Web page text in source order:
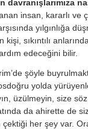
davranışlarımıza
insan, kararlı ve
yılgınlığa
sıkıntılı
edeceğini bilir.
şöyle
yolda
üzülmeyin, size
da ahirette de
çektiği her şey var.